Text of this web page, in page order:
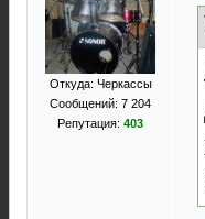
Откуда: Черкассы
Сообщений: 7 204
Репутация: 403